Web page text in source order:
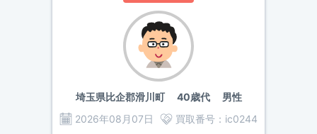
埼玉県比企郡滑川町40歳代 男性
2026年08月07日
買取番号： ic0244